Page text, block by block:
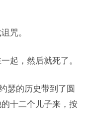
咒。
起，然后就死了。
瑟的历史带到了圆
十二个儿子来，按